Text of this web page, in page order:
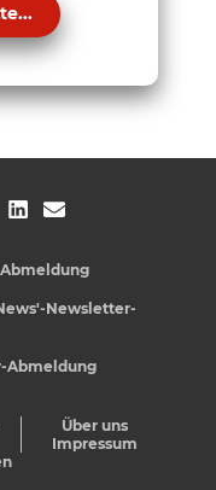
Newsletter-
Abmeldung
Über uns
Impressum